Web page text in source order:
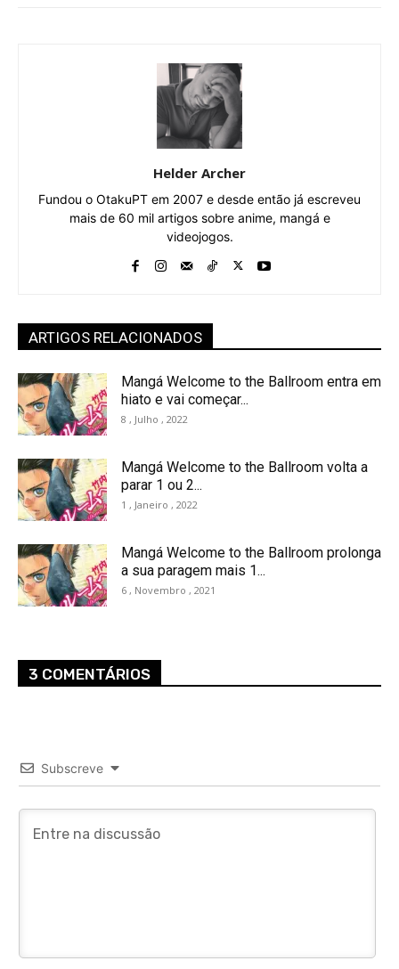
Helder Archer
Fundou o OtakuPT em 2007 e desde então já escreveu
mais de 60 mil artigos sobre anime, mangá e
videojogos.
ARTIGOS RELACIONADOS
Mangá Welcome to the Ballroom entra em
hiato e vai começar...
8 , Julho , 2022
Mangá Welcome to the Ballroom volta a
parar 1 ou 2...
1 , Janeiro , 2022
Mangá Welcome to the Ballroom prolonga
a sua paragem mais 1...
6 , Novembro , 2021
3 COMENTÁRIOS
Subscreve